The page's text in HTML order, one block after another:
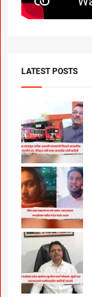
LATEST POSTS